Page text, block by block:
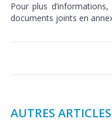
Pour plus
documents joints en
AUTRES ARTICLES